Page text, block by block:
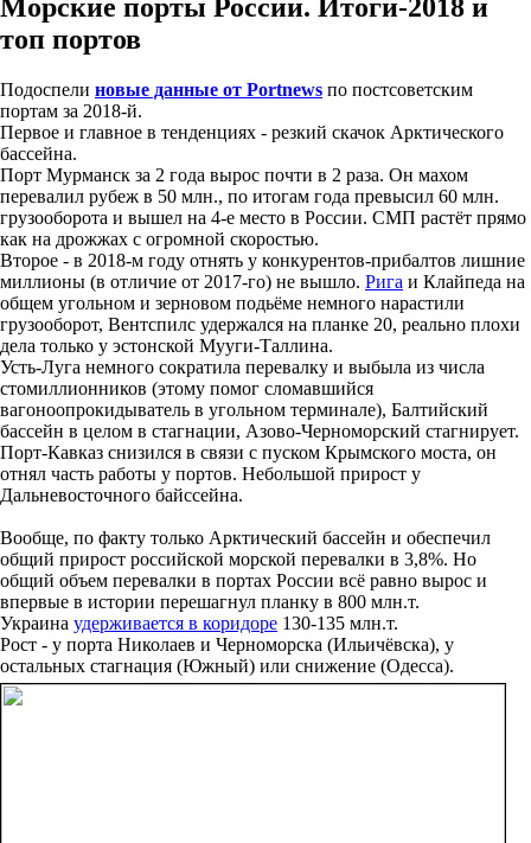
Морские порты России. Итоги-2018 и
топ портов
Подоспели новые данные от Portnews по постсоветским
портам за 2018-й.
Первое и главное в тенденциях - резкий скачок Арктического
бассейна.
Порт Мурманск за 2 года вырос почти в 2 раза. Он махом
перевалил рубеж в 50 млн., по итогам года превысил 60 млн.
грузооборота и вышел на 4-е место в России. СМП растёт прямо
как на дрожжах с огромной скоростью.
Второе - в 2018-м году отнять у конкурентов-прибалтов лишние
миллионы (в отличие от 2017-го) не вышло. Рига и Клайпеда на
общем угольном и зерновом подьёме немного нарастили
грузооборот, Вентспилс удержался на планке 20, реально плохи
дела только у эстонской Мууги-Таллина.
Усть-Луга немного сократила перевалку и выбыла из числа
стомиллионников (этому помог сломавшийся
вагоноопрокидыватель в угольном терминале), Балтийский
бассейн в целом в стагнации, Азово-Черноморский стагнирует.
Порт-Кавказ снизился в связи с пуском Крымского моста, он
отнял часть работы у портов. Небольшой прирост у
Дальневосточного байссейна.
Вообще, по факту только Арктический бассейн и обеспечил
общий прирост российской морской перевалки в 3,8%. Но
общий объем перевалки в портах России всё равно вырос и
впервые в истории перешагнул планку в 800 млн.т.
Украина удерживается в коридоре 130-135 млн.т.
Рост - у порта Николаев и Черноморска (Ильичёвска), у
остальных стагнация (Южный) или снижение (Одесса).